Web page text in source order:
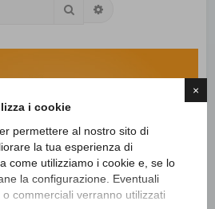
×
i cookie
permettere al nostro sito di
la tua esperienza di
come utilizziamo i cookie e, se lo
la configurazione. Eventuali
commerciali verranno utilizzati
Cerca